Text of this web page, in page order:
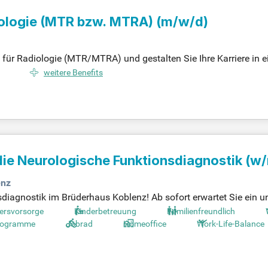
(MTR bzw. MTRA) (m/w/d)
Radiologie (MTR/MTRA) und gestalten Sie Ihre Karriere in
Potenzial!weitere Benefits
Neurologische Funktionsdiagnostik
im Brüderhaus Koblenz! Ab sofort erwartet Sie ein
für Neurologie profitieren Sie von einem modernen,
zunächst befristet, bietet jedoch die Möglichkeit zur
und tragen Sie zu einer optimalen Versorgung
Kinderbetreuung Familienfreundlich
Jobrad Homeoffice Work-Life-Balance